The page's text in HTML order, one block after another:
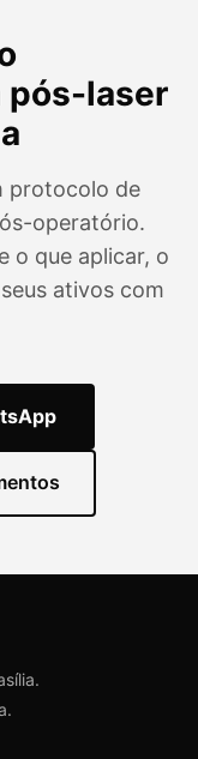
pós-laser
protocolo de
operatório.
o que aplicar, o
ativos com